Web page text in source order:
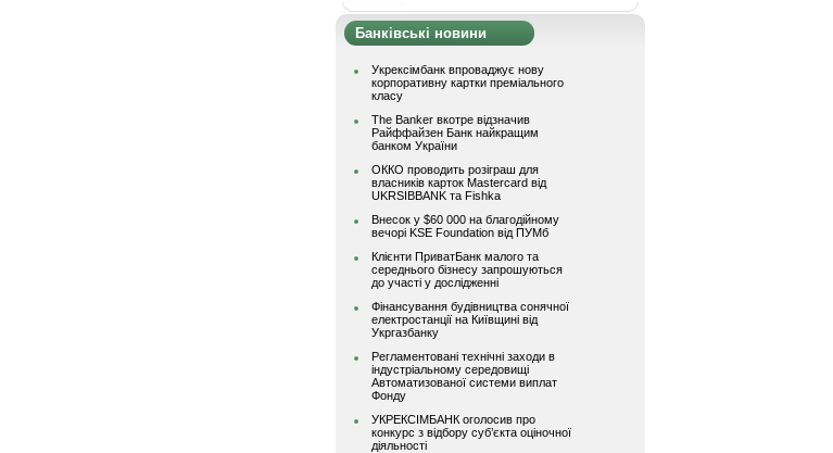
Банківські новини
Укрексімбанк впроваджує нову
корпоративну картки преміального
класу
The Banker вкотре відзначив
Райффайзен Банк найкращим
банком України
ОККО проводить розіграш для
власників карток Mastercard від
UKRSIBBANK та Fishka
Внесок у $60 000 на благодійному
вечорі KSE Foundation від ПУМб
Клієнти ПриватБанк малого та
середнього бізнесу запрошуються
до участі у дослідженні
Фінансування будівництва сонячної
електростанції на Київщині від
Укргазбанку
Регламентовані технічні заходи в
індустріальному середовищі
Автоматизованої системи виплат
Фонду
УКРЕКСІМБАНК оголосив про
конкурс з відбору суб’єкта оціночної
діяльності